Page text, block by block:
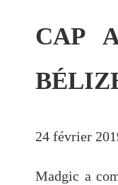
CAP
24 février
Madgic a